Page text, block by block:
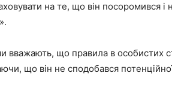
на те, що він посоромився і
вважають, що правила в особистих
що він не сподобався